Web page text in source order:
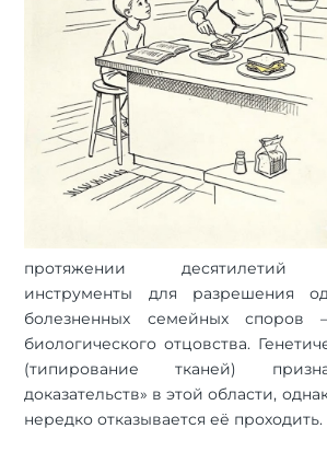
протяжении десятилетий
инструменты для разрешения
болезненных семейных споров
биологического отцовства.
(типирование тканей)
доказательств» в этой области,
нередко отказывается её проходить.